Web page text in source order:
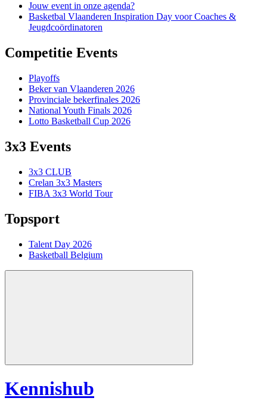
Jouw event in onze agenda?
Basketbal Vlaanderen Inspiration Day voor Coaches &
Jeugdcoördinatoren
Competitie Events
Playoffs
Beker van Vlaanderen 2026
Provinciale bekerfinales 2026
National Youth Finals 2026
Lotto Basketball Cup 2026
3x3 Events
3x3 CLUB
Crelan 3x3 Masters
FIBA 3x3 World Tour
Topsport
Talent Day 2026
Basketball Belgium
Kennishub